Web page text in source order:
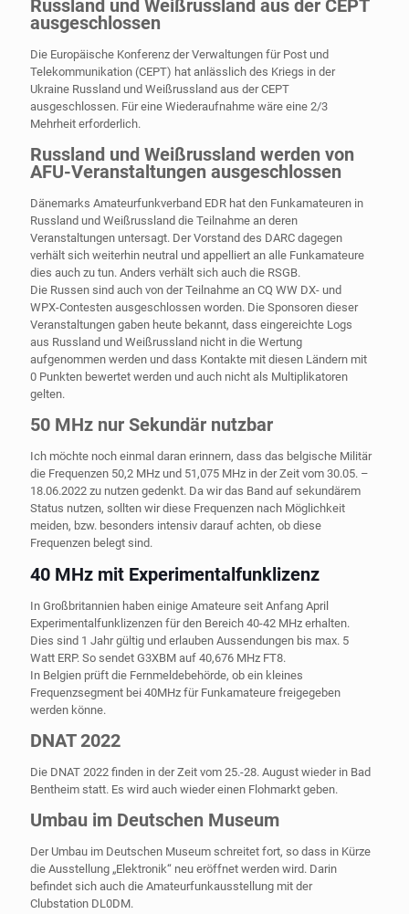
Russland und Weißrussland aus der CEPT
ausgeschlossen
Die Europäische Konferenz der Verwaltungen für Post und
Telekommunikation (CEPT) hat anlässlich des Kriegs in der
Ukraine Russland und Weißrussland aus der CEPT
ausgeschlossen. Für eine Wiederaufnahme wäre eine 2/3
Mehrheit erforderlich.
Russland und Weißrussland werden von
AFU-Veranstaltungen ausgeschlossen
Dänemarks Amateurfunkverband EDR hat den Funkamateuren in
Russland und Weißrussland die Teilnahme an deren
Veranstaltungen untersagt. Der Vorstand des DARC dagegen
verhält sich weiterhin neutral und appelliert an alle Funkamateure
dies auch zu tun. Anders verhält sich auch die RSGB.
Die Russen sind auch von der Teilnahme an CQ WW DX- und
WPX-Contesten ausgeschlossen worden. Die Sponsoren dieser
Veranstaltungen gaben heute bekannt, dass eingereichte Logs
aus Russland und Weißrussland nicht in die Wertung
aufgenommen werden und dass Kontakte mit diesen Ländern mit
0 Punkten bewertet werden und auch nicht als Multiplikatoren
gelten.
50 MHz nur Sekundär nutzbar
Ich möchte noch einmal daran erinnern, dass das belgische Militär
die Frequenzen 50,2 MHz und 51,075 MHz in der Zeit vom 30.05. –
18.06.2022 zu nutzen gedenkt. Da wir das Band auf sekundärem
Status nutzen, sollten wir diese Frequenzen nach Möglichkeit
meiden, bzw. besonders intensiv darauf achten, ob diese
Frequenzen belegt sind.
40 MHz mit Experimentalfunklizenz
In Großbritannien haben einige Amateure seit Anfang April
Experimentalfunklizenzen für den Bereich 40-42 MHz erhalten.
Dies sind 1 Jahr gültig und erlauben Aussendungen bis max. 5
Watt ERP. So sendet G3XBM auf 40,676 MHz FT8.
In Belgien prüft die Fernmeldebehörde, ob ein kleines
Frequenzsegment bei 40MHz für Funkamateure freigegeben
werden könne.
DNAT 2022
Die DNAT 2022 finden in der Zeit vom 25.-28. August wieder in Bad
Bentheim statt. Es wird auch wieder einen Flohmarkt geben.
Umbau im Deutschen Museum
Der Umbau im Deutschen Museum schreitet fort, so dass in Kürze
die Ausstellung „Elektronik“ neu eröffnet werden wird. Darin
befindet sich auch die Amateurfunkausstellung mit der
Clubstation DL0DM.